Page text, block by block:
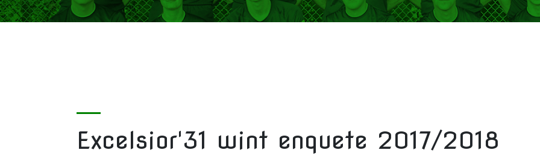
Excelsior'31 wint enquete 2017/2018